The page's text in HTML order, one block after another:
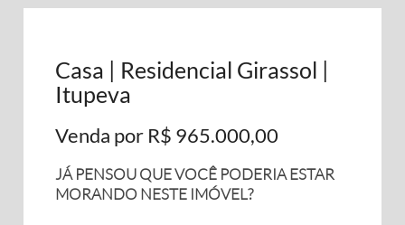
Casa | Residencial Girassol |
Itupeva
Venda por R$ 965.000,00
JÁ PENSOU QUE VOCÊ PODERIA ESTAR
MORANDO NESTE IMÓVEL?